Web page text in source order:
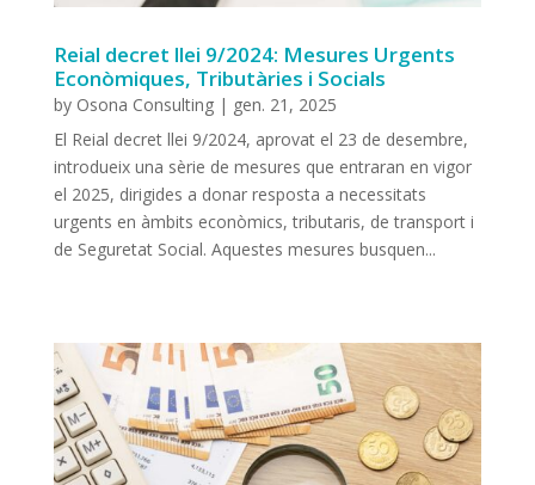
Reial decret llei 9/2024: Mesures Urgents
Econòmiques, Tributàries i Socials
by Osona Consulting| gen. 21, 2025
El Reial decret llei 9/2024, aprovat el 23 de desembre,
introdueix una sèrie de mesures que entraran en vigor
el 2025, dirigides a donar resposta a necessitats
urgents en àmbits econòmics, tributaris, de transport i
de Seguretat Social. Aquestes mesures busquen...